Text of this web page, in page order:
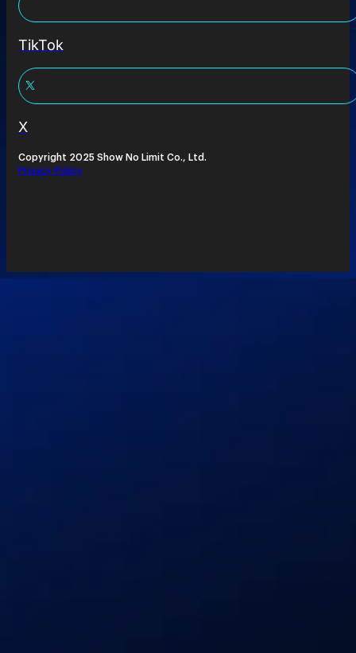
TikTok
X
Copyright 2025 Show No Limit Co., Ltd.
Privacy Policy